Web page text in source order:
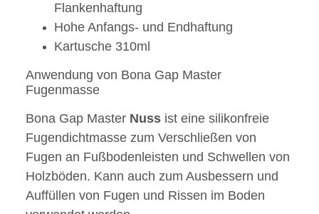
Flankenhaftung
Hohe Anfangs- und Endhaftung
Kartusche 310ml
Anwendung von Bona Gap Master
Fugenmasse
Bona Gap Master Nuss ist eine silikonfreie
Fugendichtmasse zum Verschließen von
Fugen an Fußbodenleisten und Schwellen von
Holzböden. Kann auch zum Ausbessern und
Auffüllen von Fugen und Rissen im Boden